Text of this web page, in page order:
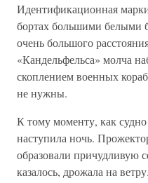
Идентификационная
бортах большими белыми
очень большого
«Кандельфельса» молча
скоплением военных
не нужны.
К тому моменту, как
наступила ночь.
образовали причудливую
казалось, дрожала на ветру.